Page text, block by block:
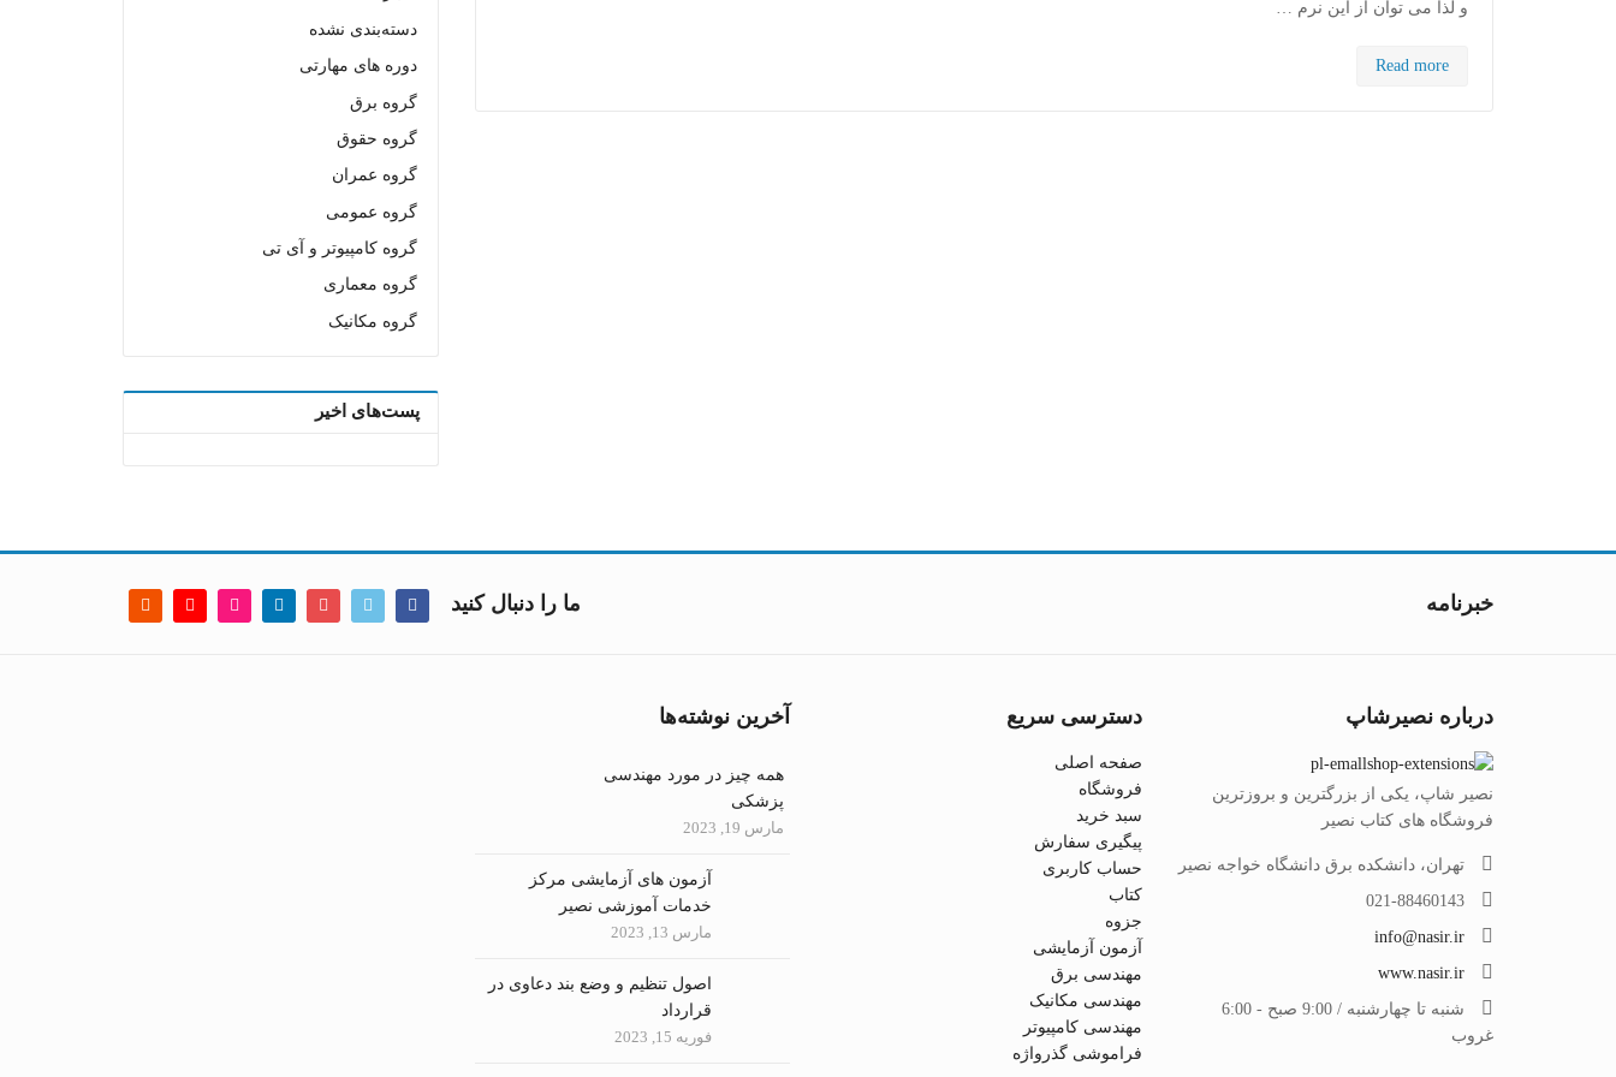
و لذا می توان از این نرم …
Read more
دسته‌بندی نشده
دوره های مهارتی
گروه برق
گروه حقوق
گروه عمران
گروه عمومی
گروه کامپیوتر و آی تی
گروه معماری
گروه مکانیک
پست‌های اخیر
خبرنامه ما را دنبال کنید
درباره نصیرشاپ
نصیر شاپ، یکی از بزرگترین و بروزترین
فروشگاه های کتاب نصیر
تهران، دانشکده برق دانشگاه خواجه نصیر
021-88460143
info@nasir.ir
www.nasir.ir
شنبه تا چهارشنبه / 9:00 صبح - 6:00
غروب
دسترسی سریع
صفحه اصلی
فروشگاه
سبد خرید
پیگیری سفارش
حساب کاربری
کتاب
جزوه
آزمون آزمایشی
مهندسی برق
مهندسی مکانیک
مهندسی کامپیوتر
فراموشی گذرواژه
آخرین نوشته‌ها
همه چیز در مورد مهندسی
پزشکی
مارس 19, 2023
آزمون های آزمایشی مرکز
خدمات آموزشی نصیر
مارس 13, 2023
اصول تنظیم و وضع بند دعاوی در
قرارداد
فوریه 15, 2023